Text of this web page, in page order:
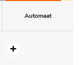
Automaat